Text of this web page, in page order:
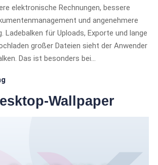
elektronische Rechnungen, bessere
und angenehmere
Ladebalken für Uploads, Exporte und lange
großer Dateien sieht der Anwender
Das ist besonders bei…
Wallpaper